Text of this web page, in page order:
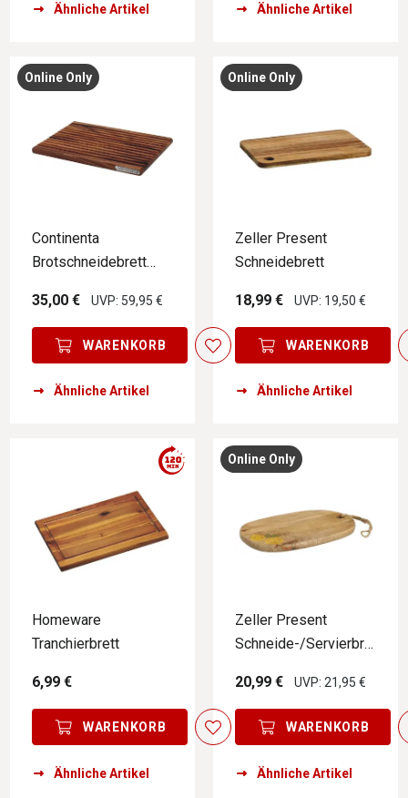
Ähnliche Artikel Ähnliche Artikel
Online Only
Continenta
Brotschneidebrett
35,00 €
UVP: 59,95 €
WARENKORB
Ähnliche Artikel
Online Only
Zeller Present
Schneidebrett
18,99 € UVP: 19,50 €
WARENKORB
Ähnliche Artikel
Homeware
Tranchierbrett
6,99 €
WARENKORB
Ähnliche Artikel
Online Only
Zeller Present
Schneide-/Servierbre
20,99 €
UVP: 21,95 €
WARENKORB
Ähnliche Artikel